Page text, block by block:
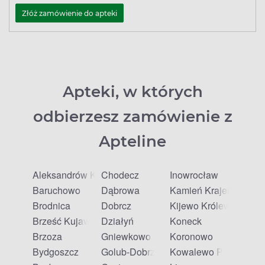
Złóż zamówienie do apteki
Apteki, w których
odbierzesz zamówienie z
Apteline
Aleksandrów Kujawski
Baruchowo
Brodnica
Brześć Kujawski
Brzoza
Bydgoszcz
Chodecz
Dąbrowa
Dobrcz
Działyń
Gniewkowo
Golub-Dobrzyń
Inowrocław
Kamień Krajeński
Kijewo Królewskie
Koneck
Koronowo
Kowalewo Pomorskie